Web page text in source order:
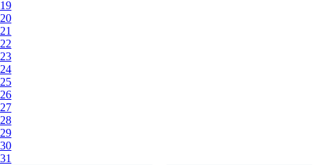
19
20
21
22
23
24
25
26
27
28
29
30
31